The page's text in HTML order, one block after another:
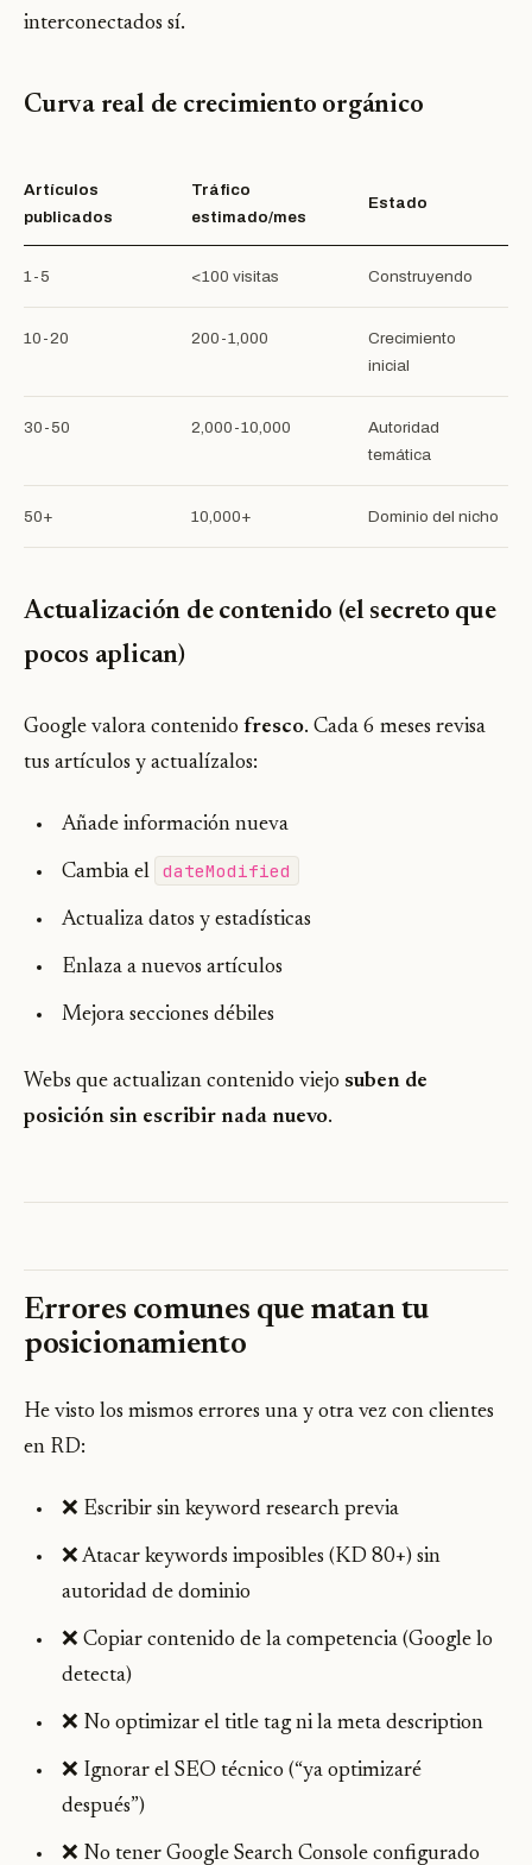
interconectados sí.
Curva real de crecimiento orgánico
Artículos
publicados
Tráfico
estimado/mes
Estado
1-5 <100 visitas Construyendo
10-20 200-1,000
Crecimiento
inicial
30-50 2,000-10,000
Autoridad
temática
50+ 10,000+ Dominio del nicho
Actualización de contenido (el secreto que
pocos aplican)
Google valora contenido fresco. Cada 6 meses revisa
tus artículos y actualízalos:
Añade información nueva
Cambia el dateModified
Actualiza datos y estadísticas
Enlaza a nuevos artículos
Mejora secciones débiles
Webs que actualizan contenido viejo suben de
posición sin escribir nada nuevo.
Errores comunes que matan tu
posicionamiento
He visto los mismos errores una y otra vez con clientes
en RD:
❌ Escribir sin keyword research previa
❌ Atacar keywords imposibles (KD 80+) sin
autoridad de dominio
❌ Copiar contenido de la competencia (Google lo
detecta)
❌ No optimizar el title tag ni la meta description
❌ Ignorar el SEO técnico (“ya optimizaré
después”)
❌ No tener Google Search Console configurado